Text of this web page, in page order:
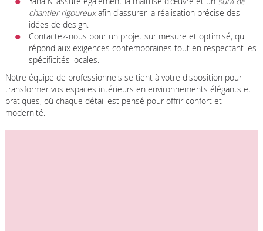
chantier rigoureuxafin d'assurer la réalisation précise des
idées de design.
Contactez-nous pour un projet sur mesure et optimisé, qui
répond aux exigences contemporaines tout en respectant les
spécificités locales.
Notre équipe de professionnels se tient à votre disposition pour
transformer vos espaces intérieurs en environnements élégants et
pratiques, où chaque détail est pensé pour offrir confort et
modernité.